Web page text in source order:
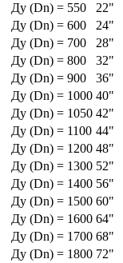
Ду (Dn) = 550
22"
Ду (Dn) = 600
24"
Ду (Dn) = 700
28"
Ду (Dn) = 800
32"
Ду (Dn) = 900
36"
Ду (Dn) = 1000 40"
Ду (Dn) = 1050 42"
Ду (Dn) = 1100 44"
Ду (Dn) = 1200 48"
Ду (Dn) = 1300 52"
Ду (Dn) = 1400 56"
Ду (Dn) = 1500 60"
Ду (Dn) = 1600 64"
Ду (Dn) = 1700 68"
Ду (Dn) = 1800 72"